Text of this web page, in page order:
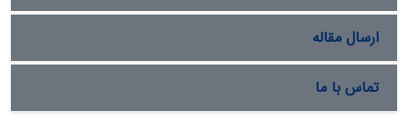
ارسال مقاله
تماس با ما